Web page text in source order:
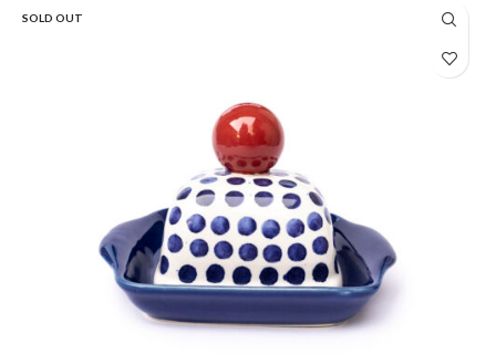
SOLD OUT